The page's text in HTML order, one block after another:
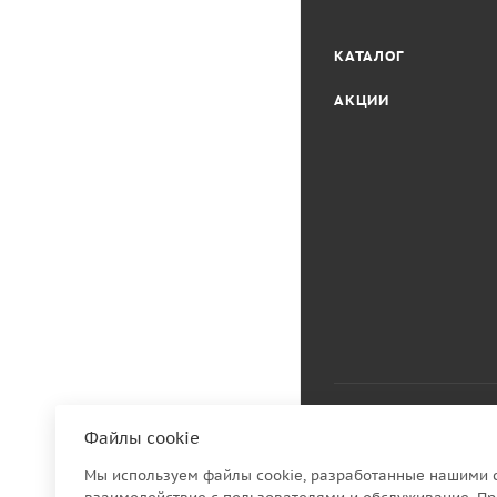
КАТАЛОГ
АКЦИИ
2026 © Семья
Файлы cookie
Мы используем файлы cookie, разработанные нашими